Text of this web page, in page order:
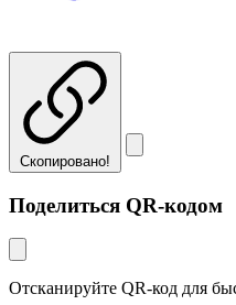
Скопировано!
Поделиться QR-кодом
Отсканируйте QR-код для